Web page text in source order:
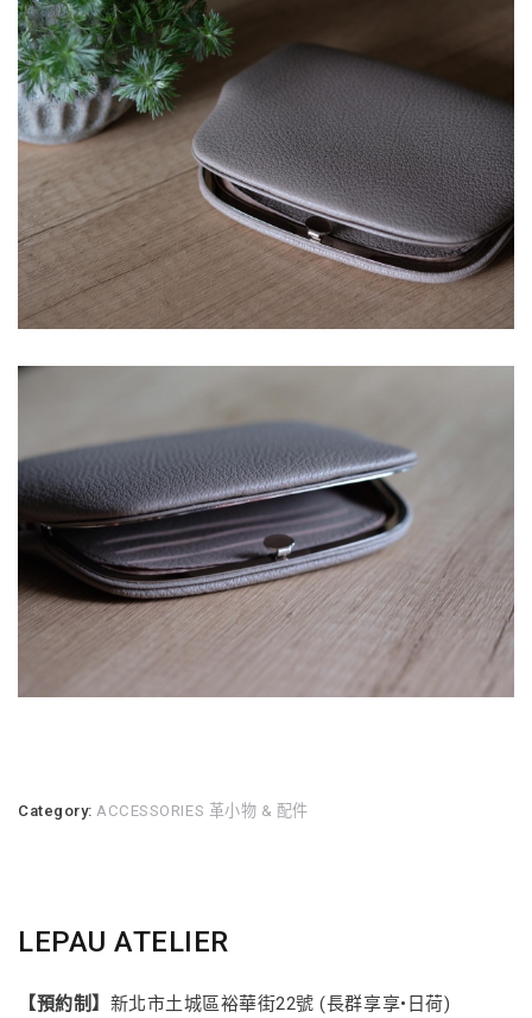
Category: ACCESSORIES 革小物 & 配件
LEPAU ATELIER
【預約制】 新北市土城區裕華街22號 (長群享享•日荷)